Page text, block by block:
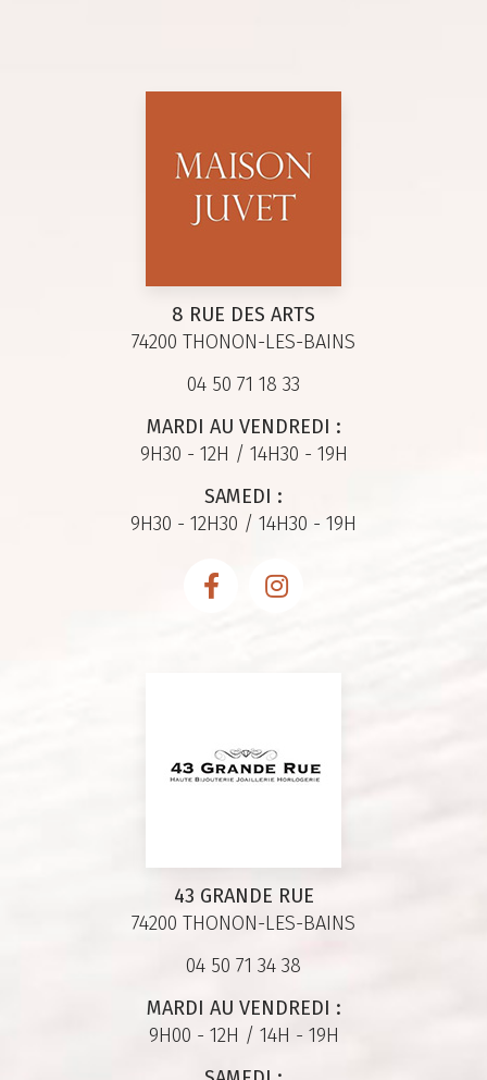
8 RUE DES ARTS
74200 THONON-LES-BAINS
04 50 71 18 33
MARDI AU VENDREDI :
9H30 - 12H / 14H30 - 19H
SAMEDI :
9H30 - 12H30 / 14H30 - 19H
43 GRANDE RUE
74200 THONON-LES-BAINS
04 50 71 34 38
MARDI AU VENDREDI :
9H00 - 12H / 14H - 19H